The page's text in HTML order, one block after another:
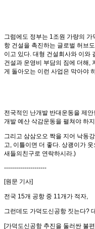
그럼에도 정부는 1조원 가량의
항 건설을 촉진하는 글로벌 허브
이고 있다. 대형 건설회사와 이와
건설과 운영비 부담의 짐에 더해,
게 돌아오는 이런 사업은 막아야
전국적인 난개발 반대운동을 제
개발 예산 삭감운동을 펼쳐야 하
그리고 삼삼오오 짝을 지어 낙동
고, 이틀이면 더 좋다. 상괭이가
새들의친구로 연락하시라.)
---------------------
[원문 기사]
전국 15개 공항 중 11개가 적자,
그런데도 가덕도신공항 짓는다?
[가덕도신공항 추진을 둘러싼 불